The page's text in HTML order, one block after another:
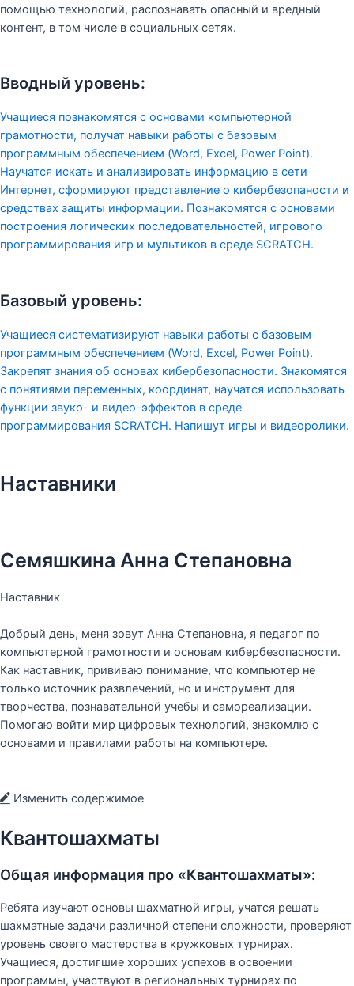
помощью технологий, распознавать опасный и вредный
контент, в том числе в социальных сетях.
Вводный уровень:
Учащиеся познакомятся с основами компьютерной
грамотности, получат навыки работы с базовым
программным обеспечением (Word, Excel, Power Point).
Научатся искать и анализировать информацию в сети
Интернет, сформируют представление о кибербезопаности и
средствах защиты информации. Познакомятся с основами
построения логических последовательностей, игрового
программирования игр и мультиков в среде SCRATCH.
Базовый уровень:
Учащиеся систематизируют навыки работы с базовым
программным обеспечением (Word, Excel, Power Point).
Закрепят знания об основах кибербезопасности. Знакомятся
с понятиями переменных, координат, научатся использовать
функции звуко- и видео-эффектов в среде
программирования SCRATCH. Напишут игры и видеоролики.
Наставники
Семяшкина Анна Степановна
Наставник
Добрый день, меня зовут Анна Степановна, я педагог по
компьютерной грамотности и основам кибербезопасности.
Как наставник, прививаю понимание, что компьютер не
только источник развлечений, но и инструмент для
творчества, познавательной учебы и самореализации.
Помогаю войти мир цифровых технологий, знакомлю с
основами и правилами работы на компьютере.
Изменить содержимое
Квантошахматы
Общая информация про «Квантошахматы»:
Ребята изучают основы шахматной игры, учатся решать
шахматные задачи различной степени сложности, проверяют
уровень своего мастерства в кружковых турнирах.
Учащиеся, достигшие хороших успехов в освоении
программы, участвуют в региональных турнирах по